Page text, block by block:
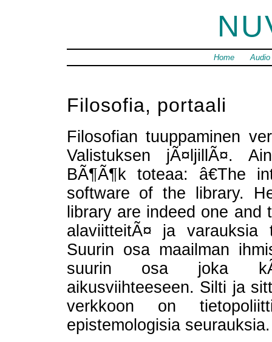
Home Audio
Filosofia, portaali
Filosofian tuuppaminen
Valistuksen jÃ¤ljillÃ¤.
BÃ¶Ã¶k toteaa: â€The
software of the library.
library are indeed one and
alaviitteitÃ¤ ja varauksia
Suurin osa maailman
suurin osa joka
aikusviihteeseen. Silti ja
verkkoon on
epistemologisia seurauksia.